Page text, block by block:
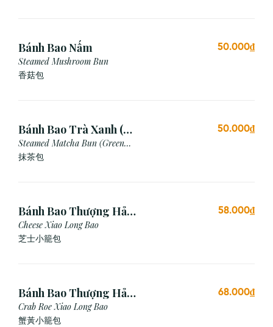
Bánh Bao Nấm
Steamed Mushroom Bun
香菇包
50.000₫
Bánh Bao Trà Xanh (3
Cái)
Steamed Matcha Bun (Green
Tea Bun)
抹茶包
50.000₫
Bánh Bao Thượng Hải
Phô Mai (3 Viên)
Cheese Xiao Long Bao
芝士小籠包
58.000₫
Bánh Bao Thượng Hải
Gạch Cua (3 Viên)
Crab Roe Xiao Long Bao
蟹黃小籠包
68.000₫